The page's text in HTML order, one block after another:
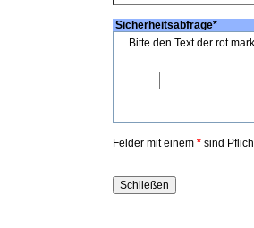
Sicherheitsabfrage*
Bitte den Text der rot
Felder mit einem * sind